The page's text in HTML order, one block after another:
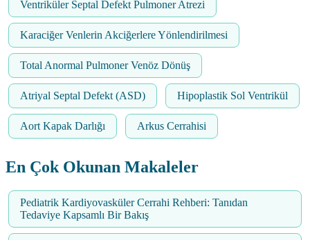
Ventriküler Septal Defekt Pulmoner Atrezi
Karaciğer Venlerin Akciğerlere Yönlendirilmesi
Total Anormal Pulmoner Venöz Dönüş
Atriyal Septal Defekt (ASD) Hipoplastik Sol Ventrikül
Aort Kapak Darlığı Arkus Cerrahisi
En Çok Okunan Makaleler
Pediatrik Kardiyovasküler Cerrahi Rehberi: Tanıdan
Tedaviye Kapsamlı Bir Bakış